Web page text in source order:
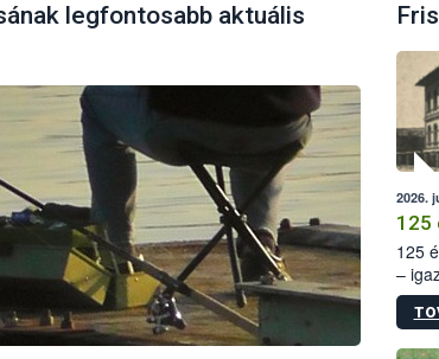
legfontosabb aktuális
2026.
125
125
–
15.